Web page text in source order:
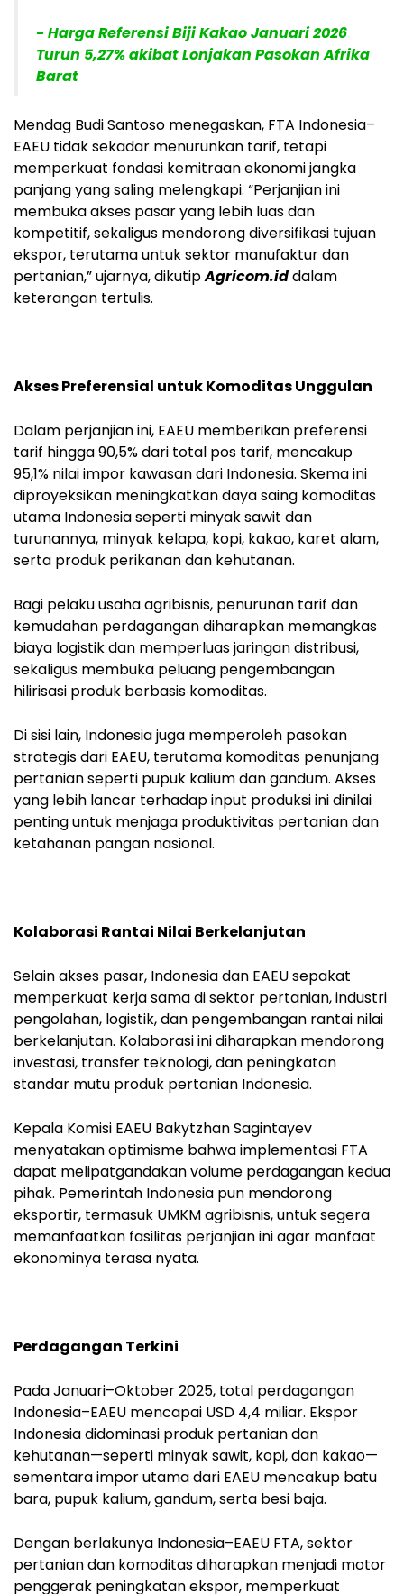
- Harga Referensi Biji Kakao Januari 2026
Turun 5,27% akibat Lonjakan Pasokan Afrika
Barat
Mendag Budi Santoso menegaskan, FTA Indonesia–
EAEU tidak sekadar menurunkan tarif, tetapi
memperkuat fondasi kemitraan ekonomi jangka
panjang yang saling melengkapi. “Perjanjian ini
membuka akses pasar yang lebih luas dan
kompetitif, sekaligus mendorong diversifikasi tujuan
ekspor, terutama untuk sektor manufaktur dan
pertanian,” ujarnya, dikutipAgricom.iddalam
keterangan tertulis.
Akses Preferensial untuk Komoditas Unggulan
Dalam perjanjian ini, EAEU memberikan preferensi
tarif hingga 90,5% dari total pos tarif, mencakup
95,1% nilai impor kawasan dari Indonesia. Skema ini
diproyeksikan meningkatkan daya saing komoditas
utama Indonesia seperti minyak sawit dan
turunannya, minyak kelapa, kopi, kakao, karet alam,
serta produk perikanan dan kehutanan.
Bagi pelaku usaha agribisnis, penurunan tarif dan
kemudahan perdagangan diharapkan memangkas
biaya logistik dan memperluas jaringan distribusi,
sekaligus membuka peluang pengembangan
hilirisasi produk berbasis komoditas.
Di sisi lain, Indonesia juga memperoleh pasokan
strategis dari EAEU, terutama komoditas penunjang
pertanian seperti pupuk kalium dan gandum. Akses
yang lebih lancar terhadap input produksi ini dinilai
penting untuk menjaga produktivitas pertanian dan
ketahanan pangan nasional.
Kolaborasi Rantai Nilai Berkelanjutan
Selain akses pasar, Indonesia dan EAEU sepakat
memperkuat kerja sama di sektor pertanian, industri
pengolahan, logistik, dan pengembangan rantai nilai
berkelanjutan. Kolaborasi ini diharapkan mendorong
investasi, transfer teknologi, dan peningkatan
standar mutu produk pertanian Indonesia.
Kepala Komisi EAEU Bakytzhan Sagintayev
menyatakan optimisme bahwa implementasi FTA
dapat melipatgandakan volume perdagangan kedua
pihak. Pemerintah Indonesia pun mendorong
eksportir, termasuk UMKM agribisnis, untuk segera
memanfaatkan fasilitas perjanjian ini agar manfaat
ekonominya terasa nyata.
Perdagangan Terkini
Pada Januari–Oktober 2025, total perdagangan
Indonesia–EAEU mencapai USD 4,4 miliar. Ekspor
Indonesia didominasi produk pertanian dan
kehutanan—seperti minyak sawit, kopi, dan kakao—
sementara impor utama dari EAEU mencakup batu
bara, pupuk kalium, gandum, serta besi baja.
Dengan berlakunya Indonesia–EAEU FTA, sektor
pertanian dan komoditas diharapkan menjadi motor
penggerak peningkatan ekspor, memperkuat